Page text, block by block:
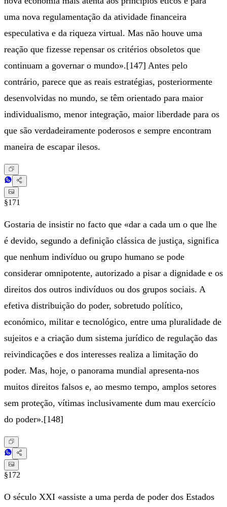
uma nova regulamentação da atividade financeira
especulativa e da riqueza virtual. Mas não houve uma
reação que fizesse repensar os critérios obsoletos que
continuam a governar o mundo».[147] Antes pelo
contrário, parece que as reais estratégias, posteriormente
desenvolvidas no mundo, se têm orientado para maior
individualismo, menor integração, maior liberdade para os
que são verdadeiramente poderosos e sempre encontram
maneira de escapar ilesos.
§171
Gostaria de insistir no facto que «dar a cada um o que lhe
é devido, segundo a definição clássica de justiça, significa
que nenhum indivíduo ou grupo humano se pode
considerar omnipotente, autorizado a pisar a dignidade e os
direitos dos outros indivíduos ou dos grupos sociais. A
efetiva distribuição do poder, sobretudo político,
económico, militar e tecnológico, entre uma pluralidade de
sujeitos e a criação dum sistema jurídico de regulação das
reivindicações e dos interesses realiza a limitação do
poder. Mas, hoje, o panorama mundial apresenta-nos
muitos direitos falsos e, ao mesmo tempo, amplos setores
sem proteção, vítimas inclusivamente dum mau exercício
do poder».[148]
§172
O século XXI «assiste a uma perda de poder dos Estados